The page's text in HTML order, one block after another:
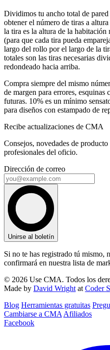
Dividimos tu ancho total de
obtener el número de tiras a
la tira es la altura de la habitación
(para que cada tira pueda
largo del rollo por el largo de la
totales son las tiras necesarias
redondeado hacia arriba.
Compra siempre del mismo
de margen para errores, esquinas
futuras. 10% es un mínimo
para diseños con estampado de
Recibe actualizaciones de CMA
Consejos, novedades de producto
profesionales del oficio.
Dirección de correo
Unirse al boletín
Si no te has registrado tú mismo,
confirmará en nuestra lista de
© 2026 Use CMA. Todos los
Made by David Wright at Coder
Blog‎ Herramientas gratuitas
Cambiarse a CMA Afiliados
Facebook